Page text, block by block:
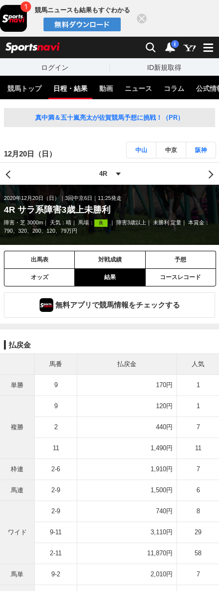
競馬ニュースも結果もすぐわかる
検索 通知
i
ログイン ID新規取得
競馬トップ 日程・結果 動画 ニュース コラム 公式情
真中満＆五十嵐亮太が佐賀競馬予想に挑戦！（PR）
12月20日（日） 中山 中京 阪神
2020年12月20日（日） 3回中京6日 11:25発走
4R サラ系障害3歳上未勝利
障害・芝 3000m 天気： 晴 馬場： 良 障害3歳以上 未勝利 定量
本賞金：
790、320、200、120、79万円
出馬表 対戦成績 予想
オッズ 結果 コースレコード
無料アプリで競馬情報をチェックする
払戻金
馬番 払戻金 人気
単勝 9 170円 1
複勝
9 120円 1
2 440円 7
11 1,490円 11
枠連 2-6 1,910円 7
馬連 2-9 1,500円 6
ワイド
2-9 740円 8
9-11 3,110円 29
2-11 11,870円 58
馬単 9-2 2,010円 7